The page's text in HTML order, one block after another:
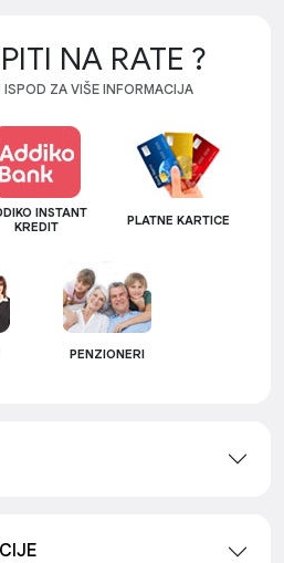
NA RATE ?
ISPOD ZA VIŠE INFORMACIJA
INSTANT
KREDIT
PLATNE KARTICE
PENZIONERI